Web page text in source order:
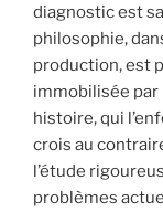
diagnostic est
philosophie,
production, est
immobilisée par
histoire, qui
crois au
l’étude
problèmes